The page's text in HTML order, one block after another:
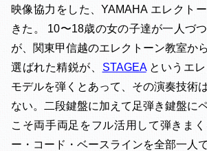
映像協力をした、YAMAHA エレクト
きた。 10〜18歳の女の子達が一人づ
が、関東甲信越のエレクトーン教室か
選ばれた精鋭が、 STAGEAというエ
モデルを弾くとあって、その演奏技術
ない。二段鍵盤に加えて足弾き鍵盤に
こそ両手両足をフル活用して弾きま
ー・コード・ベースラインを全部一人